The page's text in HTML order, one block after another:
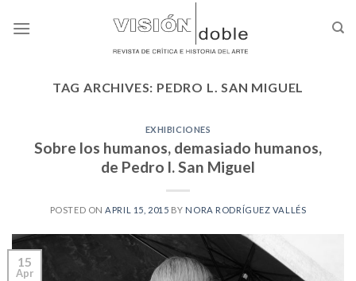
TAG ARCHIVES: PEDRO L. SAN MIGUEL
EXHIBICIONES
Sobre los humanos, demasiado humanos,
de Pedro l. San Miguel
POSTED ON APRIL 15, 2015 BY NORA RODRÍGUEZ VALLÉS
15
Apr